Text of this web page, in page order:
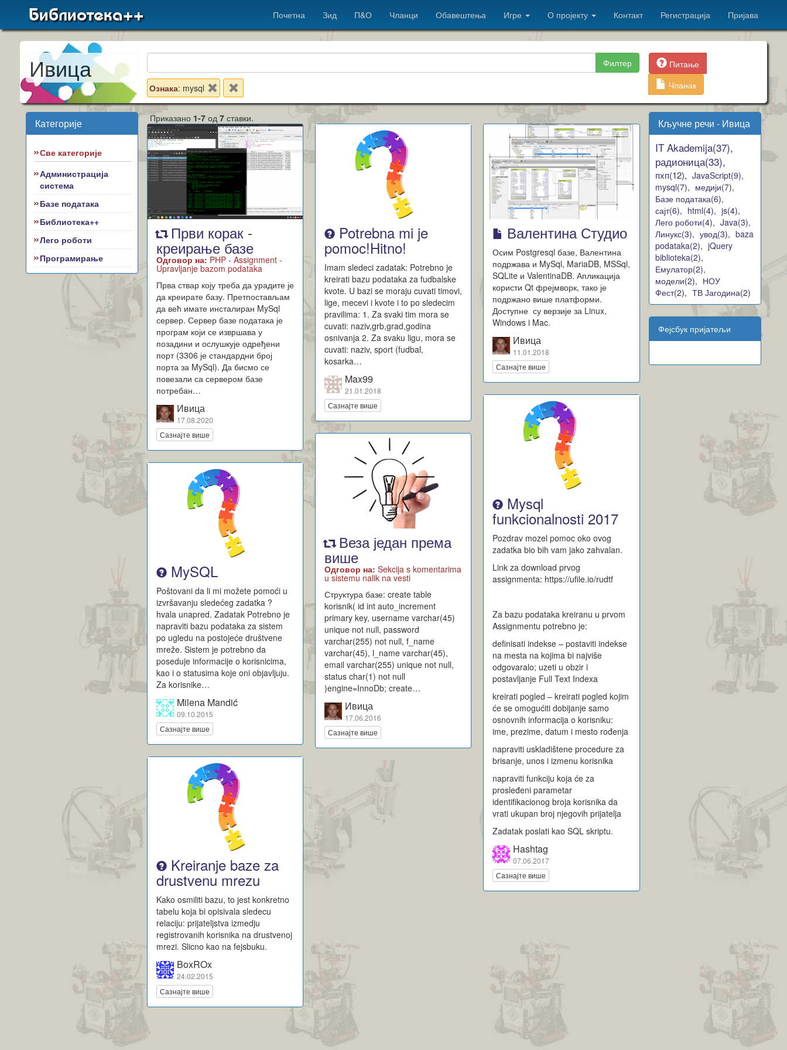
Библиотека++ Почетна Зид П&О Чланци Обавештења Игре О пројекту Контакт Регистрација Пријава
Ивица Филтер
Ознака: mysql
Питање
Чланак
Категорије
Све категорије
Администрација
система
Базе података
Библиотека++
Лего роботи
Програмирање
Приказано 1-7 од7 ставки.
Први корак -
креирање базе
Одговор на: PHP - Assignment -
Upravljanje bazom podataka
Прва ствар коју треба да урадите је
да креирате базу. Претпостављам
да већ имате инсталиран MySql
сервер. Сервер базе података је
програм који се извршава у
позадини и ослушкује одређени
порт (3306 је стандардни број
порта за MySql). Да бисмо се
повезали са сервером базе
потребан…
Ивица
17.08.2020
Сазнајте више
Potrebna mi je
pomoc!Hitno!
Imam sledeci zadatak: Potrebno je
kreirati bazu podataka za fudbalske
kvote. U bazi se moraju cuvati timovi,
lige, mecevi i kvote i to po sledecim
pravilima: 1. Za svaki tim mora se
cuvati: naziv,grb,grad,godina
osnivanja 2. Za svaku ligu, mora se
cuvati: naziv, sport (fudbal,
kosarka…
Max99
21.01.2018
Сазнајте више
Валентина Студио
Осим Postgresql базе, Валентина
подржава и MySql, MariaDB, MSSql,
SQLite и ValentinaDB. Апликација
користи Qt фрејмворк, тако је
подржано више платформи.
Доступне су верзије за Linux,
Windows i Mac.
Ивица
11.01.2018
Сазнајте више
Mysql
funkcionalnosti 2017
Pozdrav mozel pomoc oko ovog
zadatka bio bih vam jako zahvalan.
Link za download prvog
assignmenta: https://ufile.io/rudtf
Za bazu podataka kreiranu u prvom
Assignmentu potrebno je:
definisati indekse – postaviti indekse
na mesta na kojima bi najviše
odgovaralo; uzeti u obzir i
postavljanje Full Text Indexa
kreirati pogled – kreirati pogled kojim
će se omogućiti dobijanje samo
osnovnih informacija o korisniku:
ime, prezime, datum i mesto rođenja
napraviti uskladištene procedure za
brisanje, unos i izmenu korisnika
napraviti funkciju koja će za
prosleđeni parametar
identifikacionog broja korisnika da
vrati ukupan broj njegovih prijatelja
Zadatak poslati kao SQL skriptu.
Hashtag
07.06.2017
Сазнајте више
Веза један према
више
Одговор на:Sekcija s komentarima
u sistemu nalik na vesti
Структура базе: create table
korisnik( id int auto_increment
primary key, username varchar(45)
unique not null, password
varchar(255) not null, f_name
varchar(45), l_name varchar(45),
email varchar(255) unique not null,
status char(1) not null
)engine=InnoDb; create…
Ивица
17.06.2016
Сазнајте више
MySQL
Poštovani da li mi možete pomoći u
izvršavanju sledećeg zadatka ?
hvala unapred. Zadatak Potrebno je
napraviti bazu podataka za sistem
po ugledu na postojeće društvene
mreže. Sistem je potrebno da
poseduje informacije o korisnicima,
kao i o statusima koje oni objavljuju.
Za korisnike…
Milena Mandić
09.10.2015
Сазнајте више
Kreiranje baze za
drustvenu mrezu
Kako osmiliti bazu, to jest konkretno
tabelu koja bi opisivala sledecu
relaciju: prijateljstva izmedju
registrovanih korisnika na drustvenoj
mrezi. Slicno kao na fejsbuku.
BoxROx
24.02.2015
Сазнајте више
Кључне речи - Ивица
IT Akademija(37),
радионица(33),
пхп(12), JavaScript(9),
mysql(7), медији(7),
Базе података(6),
сајт(6), html(4), js(4),
Лего роботи(4), Java(3),
Линукс(3), увод(3), baza
podataka(2), jQuery
biblioteka(2),
Емулатор(2),
модели(2), НОУ
Фест(2), ТВ Јагодина(2)
Фејсбук пријатељи